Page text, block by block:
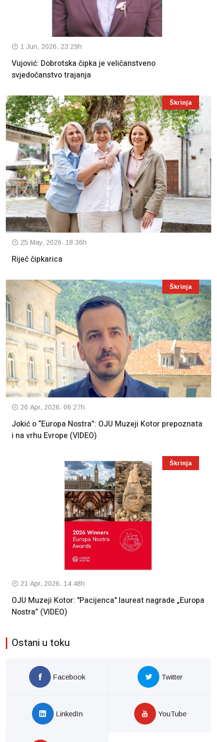
1 Jun, 2026. 23:29h
Vujović: Dobrotska čipka je veličanstveno
svjedočanstvo trajanja
Škrinja
25 May, 2026. 18:36h
Riječ čipkarica
Škrinja
26 Apr, 2026. 06:27h
Jokić o “Europa Nostra”: OJU Muzeji Kotor prepoznata
i na vrhu Evrope (VIDEO)
Škrinja
21 Apr, 2026. 14:48h
OJU Muzeji Kotor: "Pacijenca" laureat nagrade „Europa
Nostra” (VIDEO)
Ostani u toku
Facebook Twitter
LinkedIn YouTube